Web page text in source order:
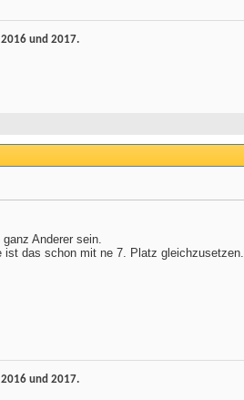
und 2017.
Anderer sein.
ist das schon mit ne 7. Platz gleichzusetzen.
und 2017.